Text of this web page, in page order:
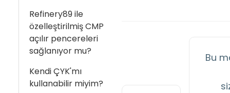
Refinery89 ile
özelleştirilmiş CMP
açılır pencereleri
sağlanıyor mu?
Kendi ÇYK'mı
kullanabilir miyim?
Bu